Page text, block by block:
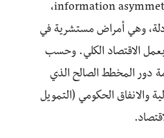
،
وهي أمراض مستشرية في
بعمل الاقتصاد الكلي. وحسب
دور المخطط الصالح الذي
والانفاق الحكومي (التمويل
.